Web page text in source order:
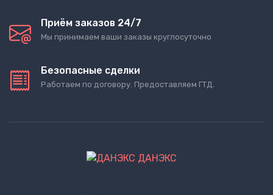
Приём заказов 24/7
Мы принимаем ваши заказы круглосуточно
Безопасные сделки
Работаем по договору. Предоставляем ГТД.
ДАНЭКС